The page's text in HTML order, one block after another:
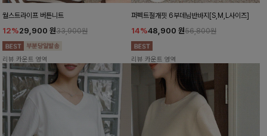
월스트라이프 버튼니트
12%29,900 원33,900원
리뷰 카운트 영역
퍼펙트절개핏 6부데님반바지[S,M,L사이즈]
14%48,900 원56,800원
리뷰 카운트 영역